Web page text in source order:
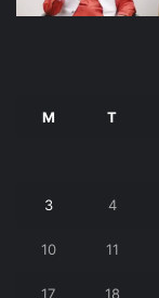
M T
3 4
10 11
17 18